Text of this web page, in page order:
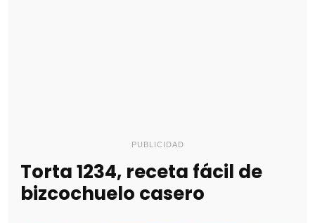
PUBLICIDAD
Torta 1234, receta fácil de
bizcochuelo casero